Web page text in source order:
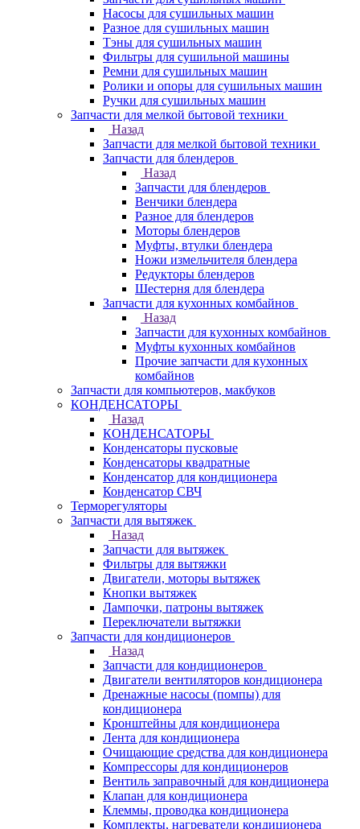
Насосы для сушильных машин
Разное для сушильных машин
Тэны для сушильных машин
Фильтры для сушильной машины
Ремни для сушильных машин
Ролики и опоры для сушильных машин
Ручки для сушильных машин
Запчасти для мелкой бытовой техники
Назад
Запчасти для мелкой бытовой техники
Запчасти для блендеров
Назад
Запчасти для блендеров
Венчики блендера
Разное для блендеров
Моторы блендеров
Муфты, втулки блендера
Ножи измельчителя блендера
Редукторы блендеров
Шестерня для блендера
Запчасти для кухонных комбайнов
Назад
Запчасти для кухонных комбайнов
Муфты кухонных комбайнов
Прочие запчасти для кухонных
комбайнов
Запчасти для компьютеров, макбуков
КОНДЕНСАТОРЫ
Назад
КОНДЕНСАТОРЫ
Конденсаторы пусковые
Конденсаторы квадратные
Конденсатор для кондиционера
Конденсатор СВЧ
Терморегуляторы
Запчасти для вытяжек
Назад
Запчасти для вытяжек
Фильтры для вытяжки
Двигатели, моторы вытяжек
Кнопки вытяжек
Лампочки, патроны вытяжек
Переключатели вытяжки
Запчасти для кондиционеров
Назад
Запчасти для кондиционеров
Двигатели вентиляторов кондиционера
Дренажные насосы (помпы) для
кондиционера
Кронштейны для кондиционера
Лента для кондиционера
Очищающие средства для кондиционера
Компрессоры для кондиционеров
Вентиль заправочный для кондиционера
Клапан для кондиционера
Клеммы, проводка кондиционера
Комплекты, нагреватели кондиционера